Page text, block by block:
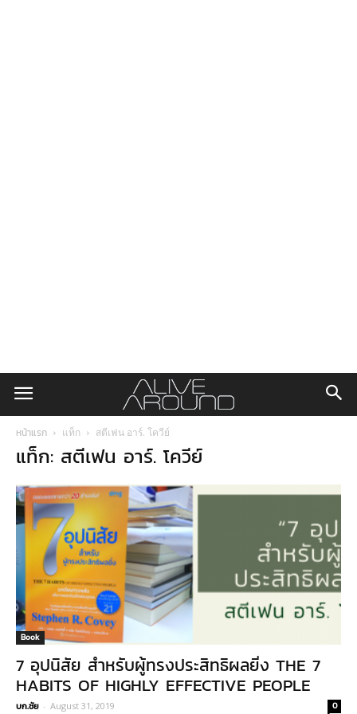
หน้าแรก แท็ก สตีเฟน อาร์. โควีย์
แท็ก: สตีเฟน อาร์. โควีย์
Book
7 อุปนิสัย สำหรับผู้ทรงประสิทธิผลยิ่ง THE 7
HABITS OF HIGHLY EFFECTIVE PEOPLE
บก.ชัย - August 31, 2019 0